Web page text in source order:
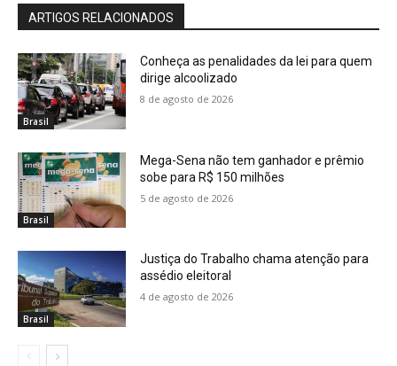
ARTIGOS RELACIONADOS
Brasil
Conheça as penalidades da lei para quem
dirige alcoolizado
8 de agosto de 2026
Brasil
Mega-Sena não tem ganhador e prêmio
sobe para R$ 150 milhões
5 de agosto de 2026
Brasil
Justiça do Trabalho chama atenção para
assédio eleitoral
4 de agosto de 2026